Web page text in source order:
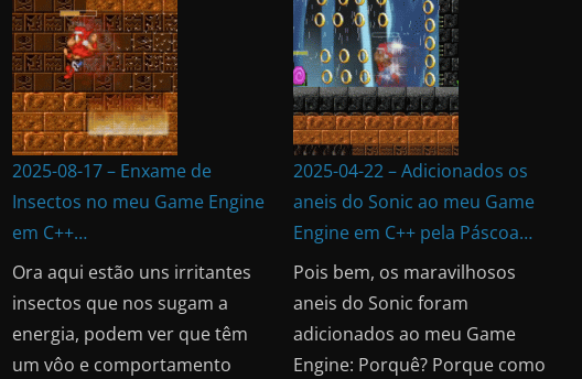
2025-08-17 – Enxame de
Insectos no meu Game Engine
em C++…
Ora aqui estão uns irritantes
insectos que nos sugam a
energia, podem ver que têm
um vôo e comportamento
2025-04-22 – Adicionados os
aneis do Sonic ao meu Game
Engine em C++ pela Páscoa…
Pois bem, os maravilhosos
aneis do Sonic foram
adicionados ao meu Game
Engine: Porquê? Porque como